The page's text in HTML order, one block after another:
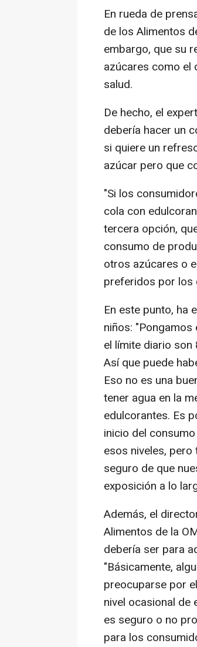
En rueda de
de los Alimentos
embargo, que su
azúcares como el
salud.
De hecho, el
debería hacer un
si quiere un
azúcar pero que
"Si los
cola con
tercera opción,
consumo de
otros azúcares o
preferidos por los
En este punto, ha
niños:
el límite diario
Así que puede
Eso no es una
tener agua en la
edulcorantes. Es
inicio del
esos niveles,
seguro de que
exposición a lo
Además, el
Alimentos de la
debería ser para
"Básicamente,
preocuparse por
nivel ocasional de
es seguro o no
para los